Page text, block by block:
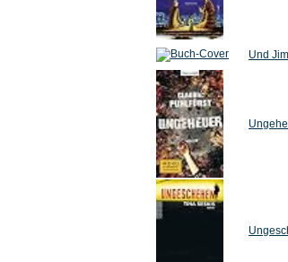
Und